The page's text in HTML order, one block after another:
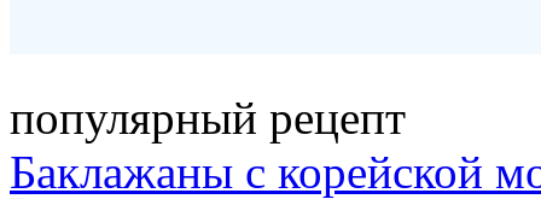
популярный рецепт
Баклажаны с корейской